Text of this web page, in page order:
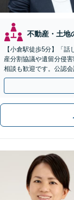
不動産・土地
【小倉駅徒歩5分】「
産分割協議や遺留分侵
相談も歓迎です。公認
解決を全力でサポート